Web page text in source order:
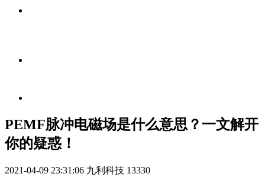
PEMF脉冲电磁场是什么意思？一文解开
你的疑惑！
2021-04-09 23:31:06 九利科技 13330